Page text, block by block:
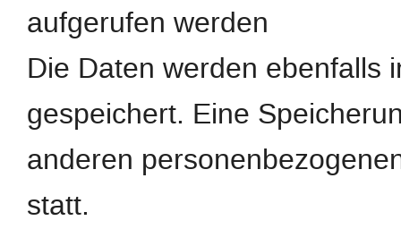
aufgerufen werden
Die Daten werden ebenfalls
gespeichert. Eine
anderen
statt.